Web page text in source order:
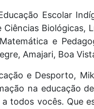
Escolar
Ciências Biológicas,
e
Amajari, Boa
e Desporto,
na educação
todos vocês. Que